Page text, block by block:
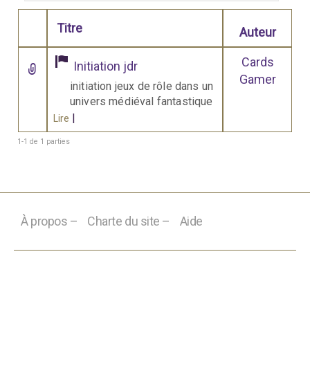
Comporte des pièces jointes
Titre Auteur
Initiation jdr
initiation jeux de rôle dans un
univers médiéval fantastique
Lire |
Cards
Gamer
1-1 de 1 parties
À propos – Charte du site – Aide